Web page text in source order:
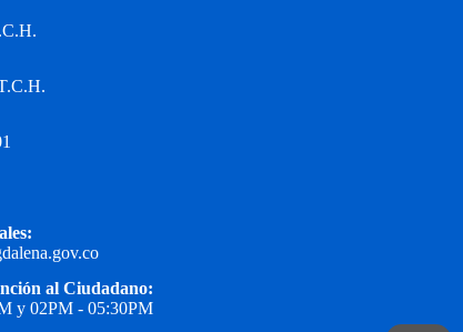
al Ciudadano:
y 02PM - 05:30PM